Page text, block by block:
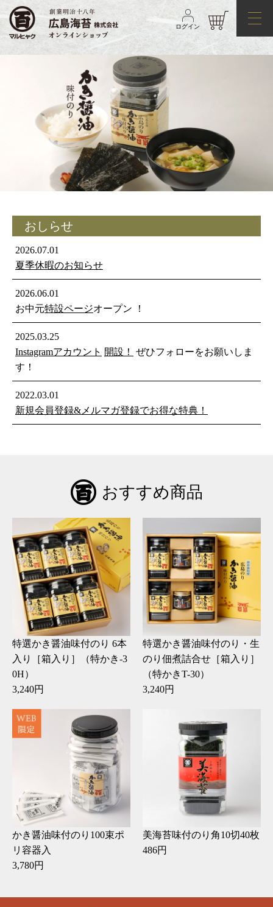
ログイン
おしらせ
2026.07.01
夏季休暇のお知らせ
2026.06.01
お中元特設ページオープン ！
2025.03.25
Instagramアカウント 開設！
ぜひフォローをお願いしま
す！
2022.03.01
新規会員登録&メルマガ登録でお得な特典！
おすすめ商品
特選かき醤油味付のり 6本
入り［箱入り］（特かき-3
0H）
3,240円
特選かき醤油味付のり・生
のり佃煮詰合せ［箱入り］
（特かきT-30）
3,240円
かき醤油味付のり100束ポ
リ容器入
3,780円
美海苔味付のり角10切40枚
486円